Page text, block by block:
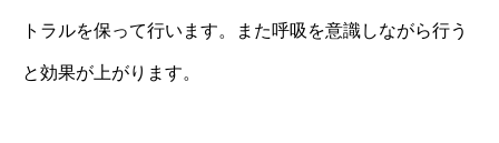
トラルを保って行います。また呼吸を意識しながら行う
と効果が上がります。